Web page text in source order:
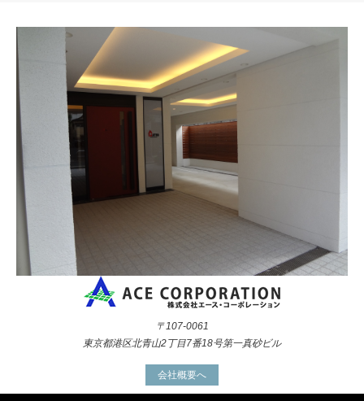
〒107-0061
東京都港区北青山2丁目7番18号第一真砂ビル
会社概要へ